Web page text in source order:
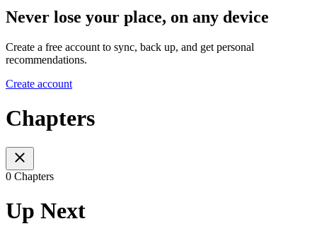
Never lose your place, on any device
Create a free account to sync, back up, and get personal
recommendations.
Create account
Chapters
0 Chapters
Up Next